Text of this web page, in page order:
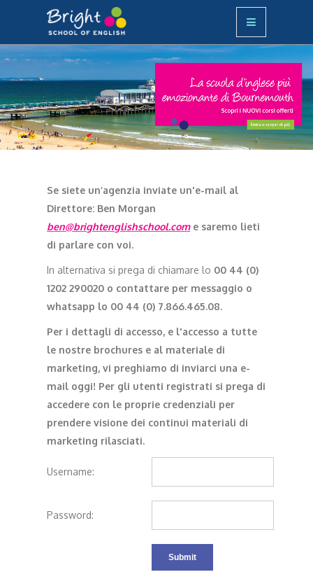
Se siete un’agenzia inviate un'e-mail al
Direttore: Ben Morgan
ben@brightenglishschool.come saremo lieti
di parlare con voi.
In alternativa si prega di chiamare lo 00 44 (0)
1202 290020 o contattare per messaggio o
whatsapp lo 00 44 (0) 7.866.465.08.
Per i dettagli di accesso, e l'accesso a tutte
le nostre brochures e al materiale di
marketing, vi preghiamo di inviarci una e-
mail oggi! Per gli utenti registrati si prega di
accedere con le proprie credenziali per
prendere visione dei continui materiali di
marketing rilasciati.
Username:
Password: